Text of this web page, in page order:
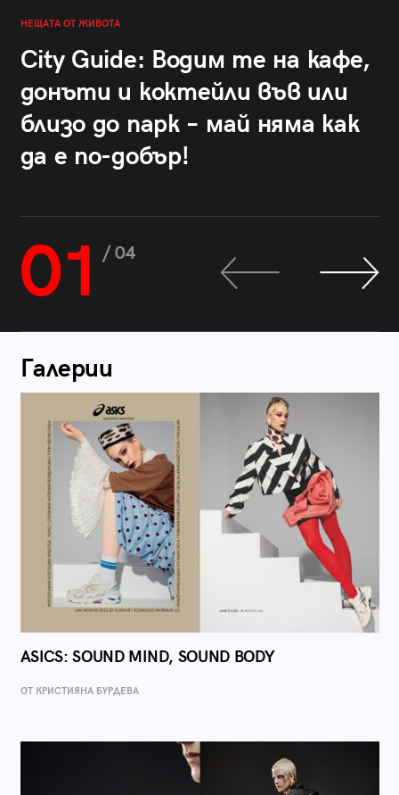
НЕЩАТА ОТ ЖИВОТА
City Guide: Водим те на кафе,
донъти и коктейли във или
близо до парк – май няма как
да е по-добър!
01 / 04
Галерии
ASICS: SOUND MIND, SOUND BODY
ОТ КРИСТИЯНА БУРДЕВА